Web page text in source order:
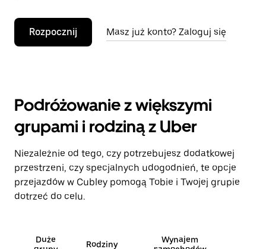
Rozpocznij Masz już konto? Zaloguj się
Podróżowanie z większymi
grupami i rodziną z Uber
Niezależnie od tego, czy potrzebujesz dodatkowej
przestrzeni, czy specjalnych udogodnień, te opcje
przejazdów w Cubley pomogą Tobie i Twojej grupie
dotrzeć do celu.
Duże
Rodziny
Wynajem